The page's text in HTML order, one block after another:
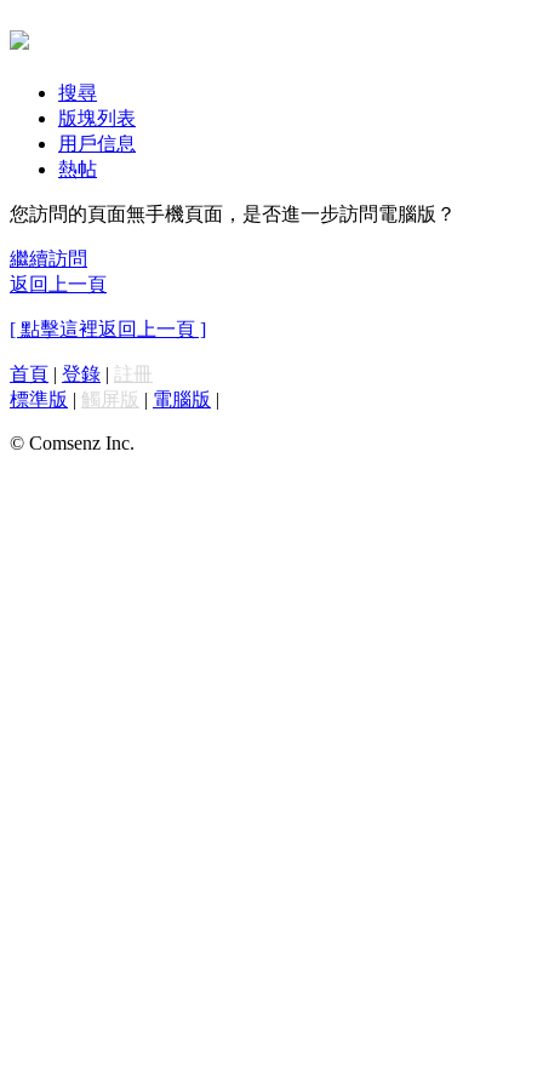
搜尋
版塊列表
用戶信息
熱帖
您訪問的頁面無手機頁面，是否進一步訪問電腦版？
繼續訪問
返回上一頁
[ 點擊這裡返回上一頁 ]
首頁 | 登錄 | 註冊
標準版 | 觸屏版 | 電腦版 |
© Comsenz Inc.